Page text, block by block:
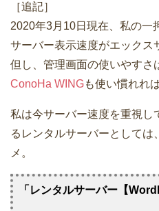
［追記］
2020年3月10日現在、私の一
サーバー表示速度がエックス
但し、管理画面の使いやすさ
ConoHa WINGも使い慣れれ
私は今サーバー速度を重視し
るレンタルサーバーとしては、
メ。
「レンタルサーバー【